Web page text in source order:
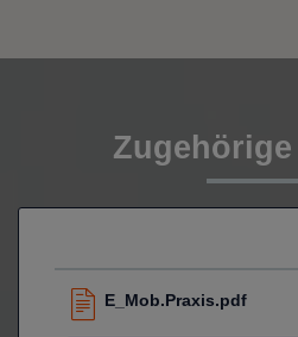
Zugehörige
E_Mob.Praxis.pdf